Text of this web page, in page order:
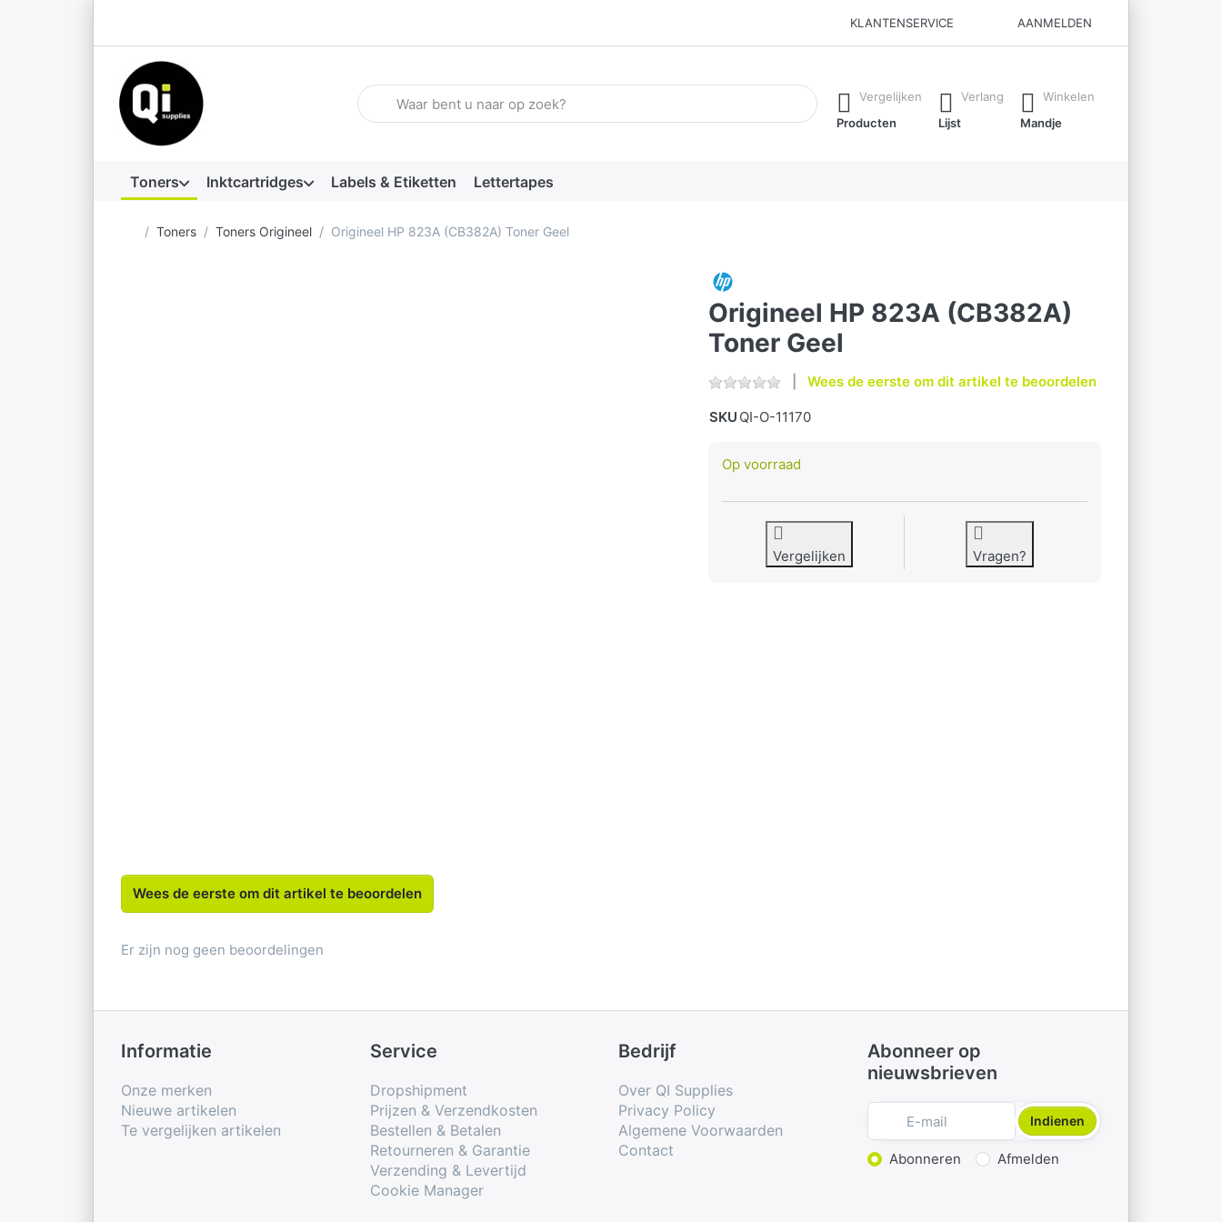
KLANTENSERVICE AANMELDEN
Voer een zoekterm in. De eerste resultaten verschijnen automatisch terwijl je typt. Druk op de Enter-toets om alle resultaten op te
Vergelijken
Producten
Verlang
Lijst
Winkelen
Mandje
Toners Inktcartridges Labels & Etiketten Lettertapes
Startpagina
Toners Toners Origineel Origineel HP 823A (CB382A) Toner Geel
Origineel HP 823A (CB382A)
Toner Geel
Wees de eerste om dit artikel te beoordelen
SKU QI-O-11170
Op voorraad
Vergelijken Vragen?
Wees de eerste om dit artikel te beoordelen
Er zijn nog geen beoordelingen
Informatie
Onze merken
Nieuwe artikelen
Te vergelijken artikelen
Service
Dropshipment
Prijzen & Verzendkosten
Bestellen & Betalen
Retourneren & Garantie
Verzending & Levertijd
Cookie Manager
Bedrijf
Over QI Supplies
Privacy Policy
Algemene Voorwaarden
Contact
Abonneer op
nieuwsbrieven
Indienen
Actie kiezen
Abonneren Afmelden